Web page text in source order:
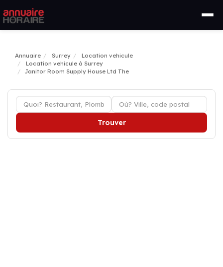
Annuaire Surrey
Location vehicule
Location vehicule à Surrey
Janitor Room Supply House Ltd The
Trouver